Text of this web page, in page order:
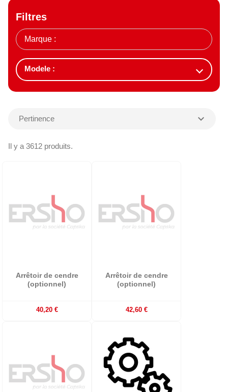
Filtres
Il y a 3612 produits.
Pertinence expand_more
Arrêtoir de cendre
(optionnel)
40,20 €
Arrêtoir de cendre
(optionnel)
42,60 €